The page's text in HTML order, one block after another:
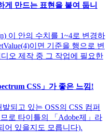
게 만드는 표현을 붙여 둡니
이 안의 수치를 1~4로 변경하
이면 기준을 행으로 변
오 제작 중 그 작업에 필요한
CSS」가 좋은 느낌!
되고 있는 OSS의 CSS 컴퍼
로 타이틀의 「Adobe제」라
어 있을지도 모릅니다).